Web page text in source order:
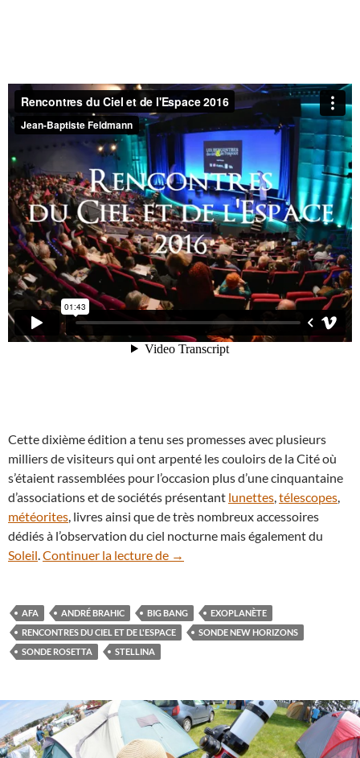
Cette dixième édition a tenu ses promesses avec plusieurs
milliers de visiteurs qui ont arpenté les couloirs de la Cité où
s’étaient rassemblées pour l’occasion plus d’une cinquantaine
d’associations et de sociétés présentant lunettes télescopes
météorites , livres ainsi que de très nombreux accessoires
dédiés à l’observation du ciel nocturne mais également du
Soleil Continuer la lecture de Retour sur les Rencontres du Ciel
→
AFA ANDRÉ BRAHIC BIG BANG
EXOPLANÈTE
RENCONTRES DU CIEL ET DE L'ESPACE
SONDE NEW HORIZONS
SONDE ROSETTA
STELLINA